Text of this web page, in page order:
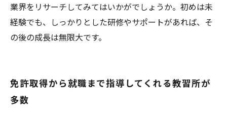
業界をリサーチしてみてはいかがでしょうか。初めは未
経験でも、しっかりとした研修やサポートがあれば、そ
の後の成長は無限大です。
免許取得から就職まで指導してくれる教習所が
多数